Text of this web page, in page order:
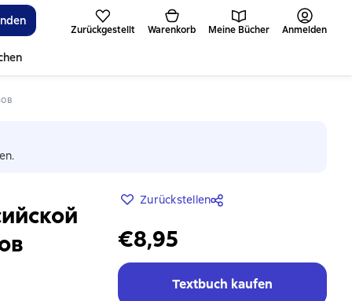
Zurückgestellt Warenkorb Meine Bücher Anmelden
Zurückstellen
€8,95
Textbuch kaufen